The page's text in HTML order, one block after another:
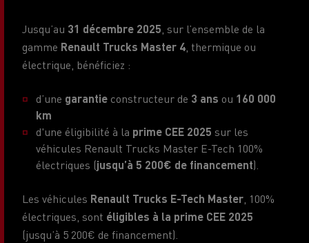
Jusqu’au 31 décembre 2025 , sur l’ensemble de la
gamme Renault Trucks Master 4 , thermique ou
électrique, bénéficiez :
d’une garantie constructeur de 3 ans ou 160 000
km
d'une éligibilité à la prime CEE 2025 sur les
véhicules Renault Trucks Master E-Tech 100%
électriques (jusqu’à 5 200€ de financement).
Les véhicules Renault Trucks E-Tech Master , 100%
électriques, sont éligibles à la prime CEE 2025
(jusqu’à 5 200€ de financement).